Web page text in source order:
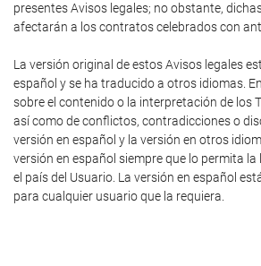
presentes Avisos legales; no obstante,
afectarán a los contratos celebrados con
La versión original de estos Avisos legales
español y se ha traducido a otros idiomas.
sobre el contenido o la interpretación de los
así como de conflictos, contradicciones o
versión en español y la versión en otros
versión en español siempre que lo permita la
el país del Usuario. La versión en español
para cualquier usuario que la requiera.